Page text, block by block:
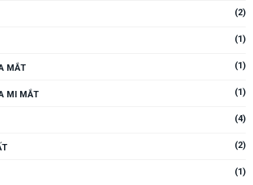
(2)
(1)
MẮT (1)
MI MẮT (1)
(4)
(2)
(1)